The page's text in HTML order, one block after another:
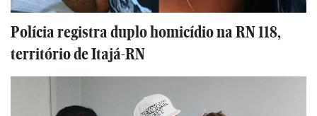
Polícia registra duplo homicídio na RN 118,
território de Itajá-RN